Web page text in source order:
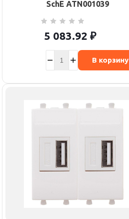
SchE ATN001039
5 083.92 ₽
В корзину